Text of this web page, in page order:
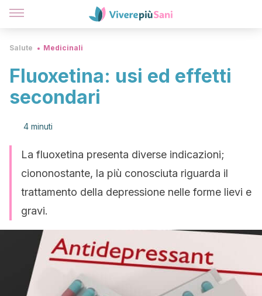
Salute Medicinali
Fluoxetina: usi ed effetti
secondari
4 minuti
La fluoxetina presenta diverse indicazioni;
ciononostante, la più conosciuta riguarda il
trattamento della depressione nelle forme lievi e
gravi.